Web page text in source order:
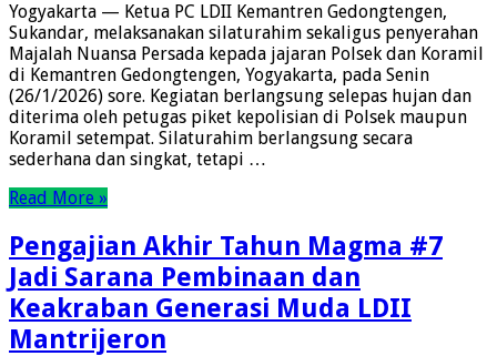
Yogyakarta — Ketua PC LDII Kemantren Gedongtengen,
Sukandar, melaksanakan silaturahim sekaligus penyerahan
Majalah Nuansa Persada kepada jajaran Polsek dan Koramil
di Kemantren Gedongtengen, Yogyakarta, pada Senin
(26/1/2026) sore. Kegiatan berlangsung selepas hujan dan
diterima oleh petugas piket kepolisian di Polsek maupun
Koramil setempat. Silaturahim berlangsung secara
sederhana dan singkat, tetapi …
Read More »
Pengajian Akhir Tahun Magma #7
Jadi Sarana Pembinaan dan
Keakraban Generasi Muda LDII
Mantrijeron